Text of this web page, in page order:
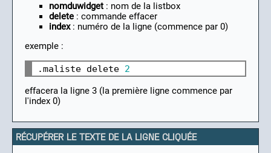
nomduwidget : nom de la listbox
delete : commande effacer
index: numéro de la ligne (commence par 0)
exemple :
.maliste delete 2
effacera la ligne 3 (la première ligne commence par
l'index 0)
RÉCUPÉRER LE TEXTE DE LA LIGNE CLIQUÉE